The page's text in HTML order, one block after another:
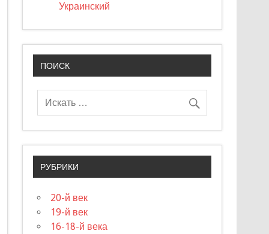
Украинский
ПОИСК
РУБРИКИ
20-й век
19-й век
16-18-й века